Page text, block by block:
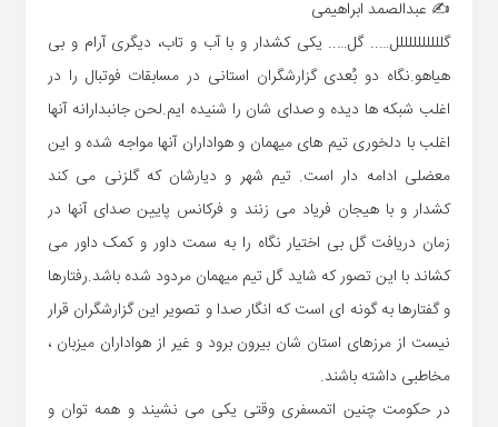
✍ عبدالصمد ابراهیمی
گللللللللللل….. گل….. یکی کشدار و با آب و تاب، دیگری آرام و بی
هیاهو.نگاه دو بُعدی گزارشگران استانی در مسابقات فوتبال را در
اغلب شبکه ها دیده و صدای شان را شنیده ایم.لحن جانبدارانه آنها
اغلب با دلخوری تیم های میهمان و هواداران آنها مواجه شده و این
معضلی ادامه دار است. تیم شهر و دیارشان که گلزنی می کند
کشدار و با هیجان فریاد می زنند و فرکانس پایین صدای آنها در
زمان دریافت گل بی اختیار نگاه را به سمت داور و کمک داور می
کشاند با این تصور که شاید گل تیم میهمان مردود شده باشد.رفتارها
و گفتارها به گونه ای است که انگار صدا و تصویر این گزارشگران قرار
نیست از مرزهای استان شان بیرون برود و غیر از هواداران میزبان ،
مخاطبی داشته باشند.
در حکومت چنین اتمسفری وقتی یکی می نشیند و همه توان و